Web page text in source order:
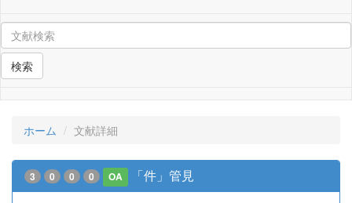
検索
ホーム 文献詳細
3 0 0 0 OA 「件」管見